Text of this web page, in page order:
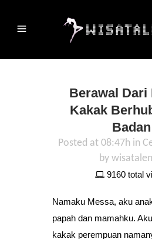
Berawal Dari
Kakak
Badan
Posted at 08:47h in
by
9160 total
Namaku Messa, aku
papah dan mamahku.
kakak perempuan